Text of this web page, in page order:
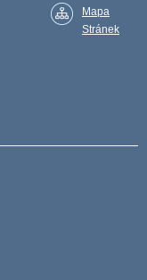
Mapa
Stránek